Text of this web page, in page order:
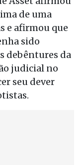
de uma
e afirmou que
sido
debêntures da
judicial no
seu dever